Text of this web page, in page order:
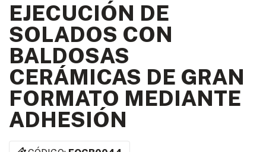
EJECUCIÓN DE
SOLADOS CON
BALDOSAS
CERÁMICAS DE GRAN
FORMATO MEDIANTE
ADHESIÓN